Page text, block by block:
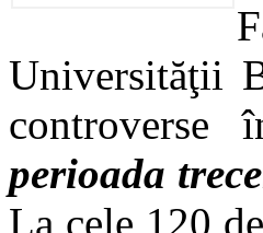
Universităţii
perioada
La cele 120